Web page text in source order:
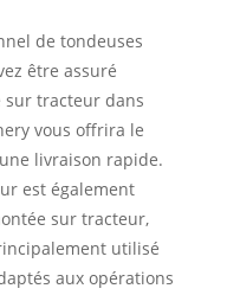
de tondeuses
être assuré
sur tracteur dans
vous offrira le
livraison rapide.
est également
sur tracteur,
utilisé
aux opérations